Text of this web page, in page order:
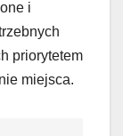
i
priorytetem
miejsca.